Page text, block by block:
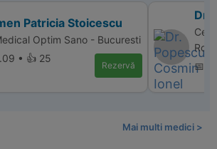
Patricia Stoicescu
Optim Sano - Bucuresti
• 👍 25
Rezervă
Dr.
📅
Mai multi medici >